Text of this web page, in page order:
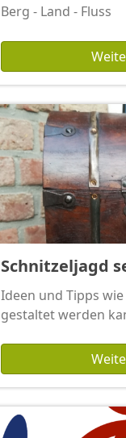
Berg - Land - Fluss
Schnitzeljagd
Ideen und Tipps
gestaltet werden